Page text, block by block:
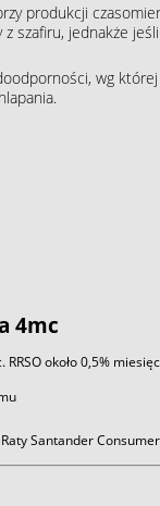
produkcji
szafiru, jednakże
wg której
4mc
około 0,5%
Santander Consumer